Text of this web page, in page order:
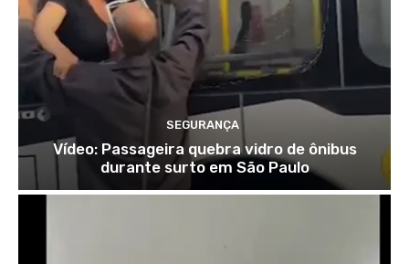
SEGURANÇA
Vídeo: Passageira quebra vidro de ônibus
durante surto em São Paulo